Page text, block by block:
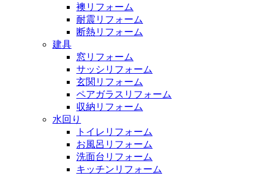
襖リフォーム
耐震リフォーム
断熱リフォーム
建具
窓リフォーム
サッシリフォーム
玄関リフォーム
ペアガラスリフォーム
収納リフォーム
水回り
トイレリフォーム
お風呂リフォーム
洗面台リフォーム
キッチンリフォーム